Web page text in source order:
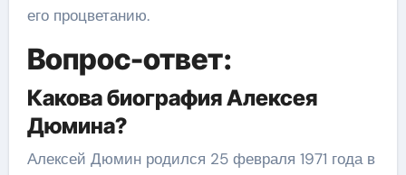
его процветанию.
Вопрос-ответ:
Какова биография Алексея
Дюмина?
Алексей Дюмин родился 25 февраля 1971 года в